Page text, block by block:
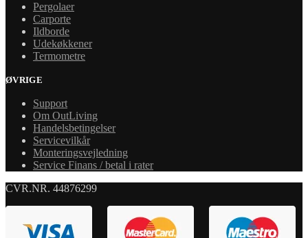
Pergolaer
Carporte
Ildborde
Udekøkkener
Termometre
ØVRIGE
Support
Om OutLiving
Handelsbetingelser
Servicevilkår
Monteringsvejledning
Service Finans / betal i rater
CVR.NR. 44876299